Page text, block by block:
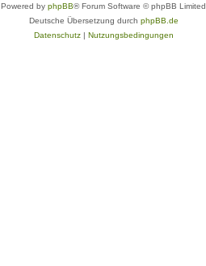
Powered by phpBB® Forum Software © phpBB Limited
Deutsche Übersetzung durch phpBB.de
Datenschutz| Nutzungsbedingungen